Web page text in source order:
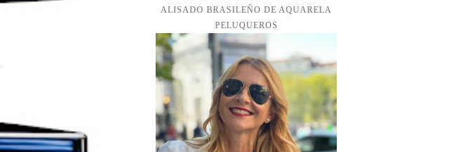
ALISADO BRASILEÑO DE AQUARELA
PELUQUEROS